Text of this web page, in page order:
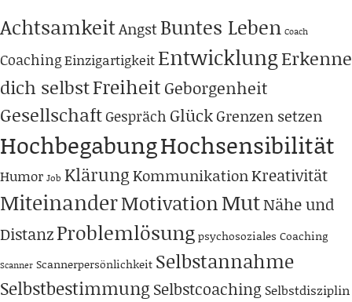
AchtsamkeitAngstBuntes Leben Coach
CoachingEinzigartigkeit EntwicklungErkenne
dich selbstFreiheit Geborgenheit
GesellschaftGespräch GlückGrenzen setzen
HochbegabungHochsensibilität
Humor Job KlärungKommunikationKreativität
MiteinanderMotivationMutNähe und
DistanzProblemlösungpsychosoziales Coaching
Scanner Scannerpersönlichkeit Selbstannahme
Selbstbestimmung Selbstcoaching Selbstdisziplin